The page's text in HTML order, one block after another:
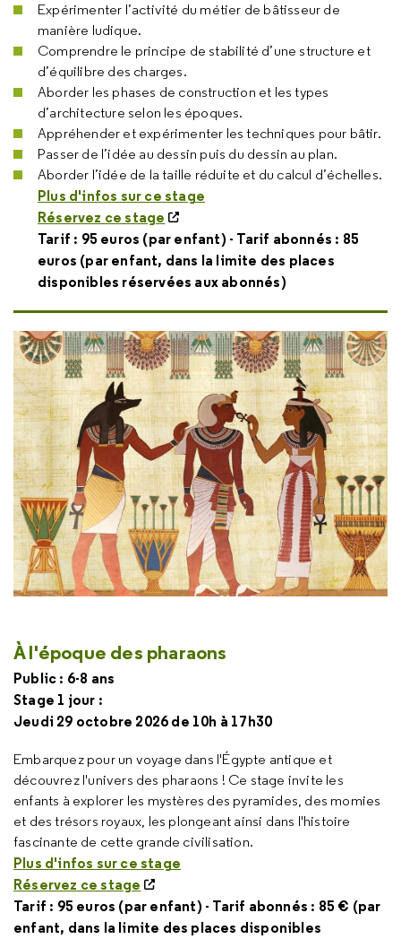
Expérimenter l’activité du métier de bâtisseur de
manière ludique.
Comprendre le principe de stabilité d’une structure et
d’équilibre des charges.
Aborder les phases de construction et les types
d’architecture selon les époques.
Appréhender et expérimenter les techniques pour bâtir.
Passer de l’idée au dessin puis du dessin au plan.
Aborder l’idée de la taille réduite et du calcul d’échelles.
Plus d'infos sur ce stage
Réservez ce stage
Tarif : 95 euros (par enfant) - Tarif abonnés : 85
euros (par enfant, dans la limite des places
disponibles réservées aux abonnés)
À l'époque des pharaons
Public : 6-8 ans
Stage 1 jour :
Jeudi 29 octobre 2026 de 10h à 17h30
Embarquez pour un voyage dans l'Égypte antique et
découvrez l'univers des pharaons ! Ce stage invite les
enfants à explorer les mystères des pyramides, des momies
et des trésors royaux, les plongeant ainsi dans l'histoire
fascinante de cette grande civilisation.
Plus d'infos sur ce stage
Réservez ce stage
Tarif : 95 euros (par enfant) - Tarif abonnés : 85 € (par
enfant, dans la limite des places disponibles